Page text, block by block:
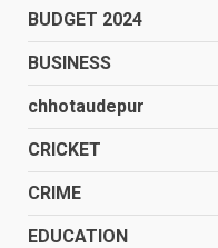
BUDGET 2024
BUSINESS
chhotaudepur
CRICKET
CRIME
EDUCATION